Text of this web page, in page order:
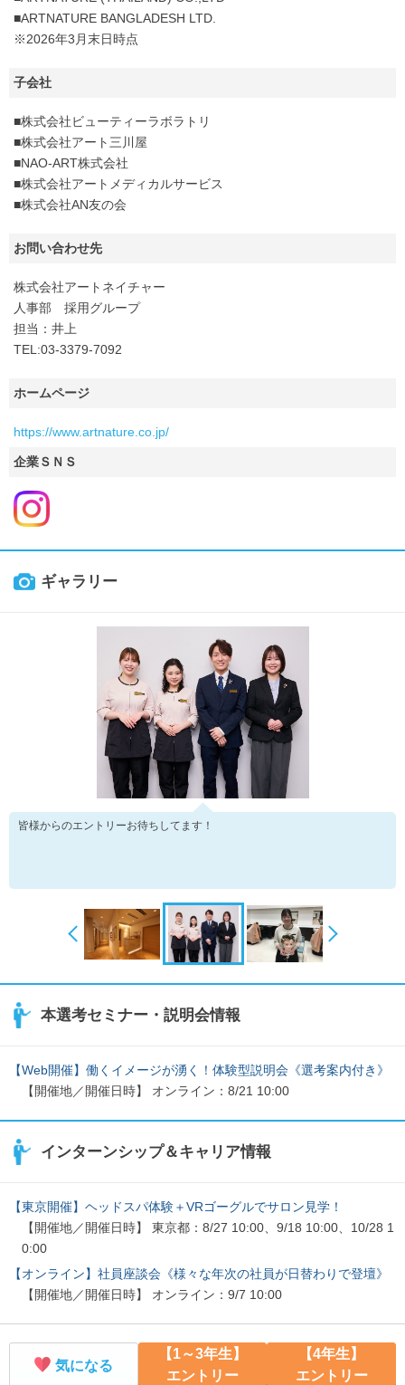
■ARTNATURE BANGLADESH LTD.
※2026年3月末日時点
子会社
■株式会社ビューティーラボラトリ
■株式会社アート三川屋
■NAO-ART株式会社
■株式会社アートメディカルサービス
■株式会社AN友の会
お問い合わせ先
株式会社アートネイチャー
人事部 採用グループ
担当：井上
TEL:03-3379-7092
ホームページ
https://www.artnature.co.jp/
企業ＳＮＳ
ギャラリー
皆様からのエントリーお待ちしてます！
本選考セミナー・説明会情報
【Web開催】働くイメージが湧く！体験型説明会《選考案内付き》
【開催地／開催日時】 オンライン：8/21 10:00
インターンシップ＆キャリア情報
【東京開催】ヘッドスパ体験＋VRゴーグルでサロン見学！
【開催地／開催日時】 東京都：8/27 10:00、9/18 10:00、10/28 1
0:00
【オンライン】社員座談会《様々な年次の社員が日替わりで登壇》
【開催地／開催日時】 オンライン：9/7 10:00
気になる
【1～3年生】
エントリー
【4年生】
エントリー